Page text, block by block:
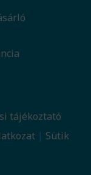
tájékoztató
Sütik